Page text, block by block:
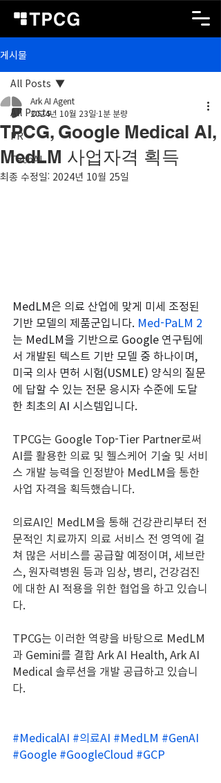
게시물
All Posts
PR
TechAI
All Posts
TPCG, Google Medical AI,
MedLM 사업자격 획득
Ark AI Agent
2024년 10월 23일 1분 분량
최종 수정일: 2024년 10월 25일
MedLM은 의료 산업에 맞게 미세 조정된
기반 모델의 제품군입니다. Med-PaLM 2
는 MedLM을 기반으로 Google 연구팀에
서 개발된 텍스트 기반 모델 중 하나이며,
미국 의사 면허 시험(USMLE) 양식의 질문
에 답할 수 있는 전문 응시자 수준에 도달
한 최초의 AI 시스템입니다.
TPCG는 Google Top-Tier Partner로써
AI를 활용한 의료 및 헬스케어 기술 및 서비
스 개발 능력을 인정받아 MedLM을 통한
사업 자격을 획득했습니다.
의료AI인 MedLM을 통해 건강관리부터 전
문적인 치료까지 의료 서비스 전 영역에 걸
쳐 많은 서비스를 공급할 예정이며, 세브란
스, 원자력병원 등과 임상, 병리, 건강검진
에 대한 AI 적용을 위한 협업을 하고 있습니
다.
TPCG는 이러한 역량을 바탕으로 MedLM
과 Gemini를 결합 Ark AI Health, Ark AI
Medical 솔루션을 개발 공급하고 있습니
다.
#MedicalAI #의료AI #MedLM #GenAI
#Google #GoogleCloud #GCP